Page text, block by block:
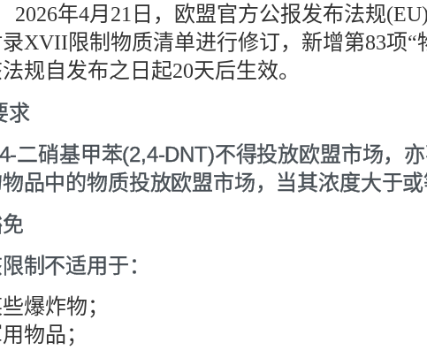
2026年4月21日，欧盟官方公报发布法规
录XVII限制物质清单进行修订，新增第83项“
规自发布之日起20天后生效。
求
二硝基甲苯(2,4-DNT)不得投放欧盟市场，
品中的物质投放欧盟市场，当其浓度大于或
制不适用于：
爆炸物；
物品；